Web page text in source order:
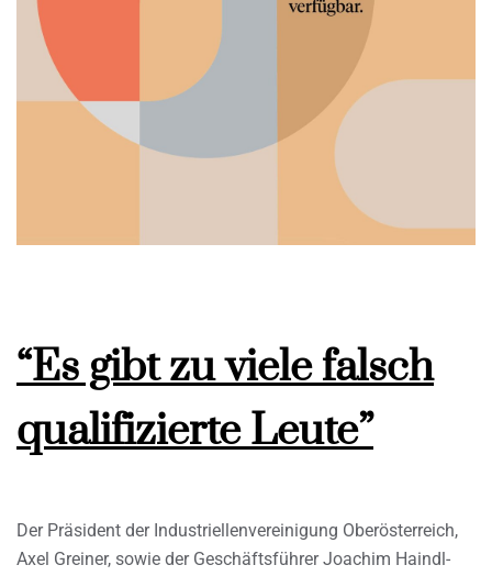
“Es gibt zu viele falsch
qualifizierte Leute”
Der Präsident der Industriellenvereinigung Oberösterreich,
Axel Greiner, sowie der Geschäftsführer Joachim Haindl-